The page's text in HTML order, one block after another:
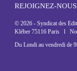
REJOIGNEZ-NOUS
© 2026 - Syndicat des
Kléber 75116 Paris l
Du Lundi au vendredi de